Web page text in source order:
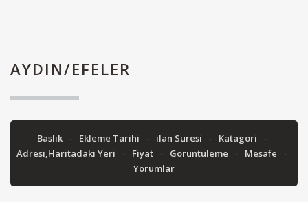
AYDIN/EFELER
Baslik Ekleme Tarihi ilan Suresi
Katagori
Adresi,Haritadaki Yeri
Fiyat Goruntuleme
Mesafe
Yorumlar